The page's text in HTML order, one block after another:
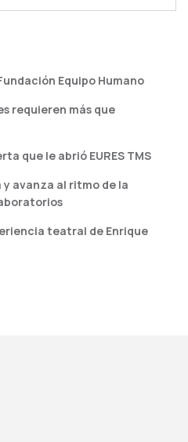
Equipo Humano
requieren más que
que le abrió EURES TMS
avanza al ritmo de la
teatral de Enrique